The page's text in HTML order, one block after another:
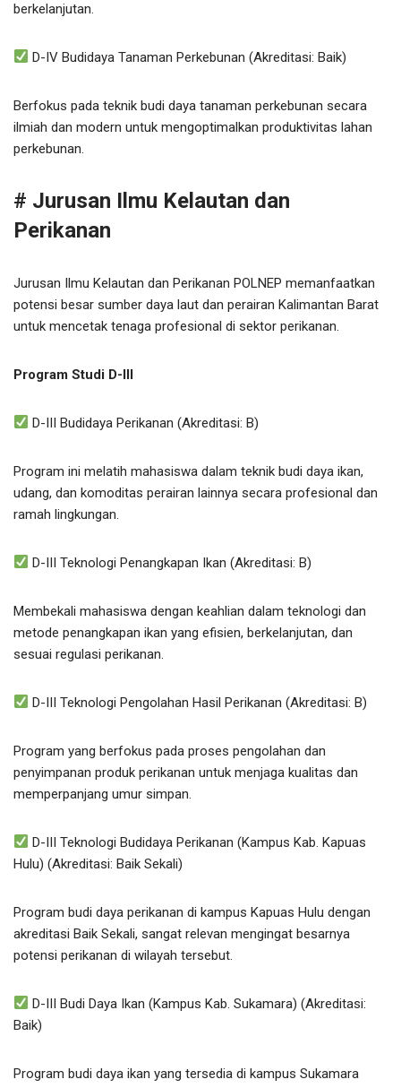
berkelanjutan.
D-IV Budidaya Tanaman Perkebunan (Akreditasi: Baik)
Berfokus pada teknik budi daya tanaman perkebunan secara
ilmiah dan modern untuk mengoptimalkan produktivitas lahan
perkebunan.
# Jurusan Ilmu Kelautan dan
Perikanan
Jurusan Ilmu Kelautan dan Perikanan POLNEP memanfaatkan
potensi besar sumber daya laut dan perairan Kalimantan Barat
untuk mencetak tenaga profesional di sektor perikanan.
Program Studi D-III
D-III Budidaya Perikanan (Akreditasi: B)
Program ini melatih mahasiswa dalam teknik budi daya ikan,
udang, dan komoditas perairan lainnya secara profesional dan
ramah lingkungan.
D-III Teknologi Penangkapan Ikan (Akreditasi: B)
Membekali mahasiswa dengan keahlian dalam teknologi dan
metode penangkapan ikan yang efisien, berkelanjutan, dan
sesuai regulasi perikanan.
D-III Teknologi Pengolahan Hasil Perikanan (Akreditasi: B)
Program yang berfokus pada proses pengolahan dan
penyimpanan produk perikanan untuk menjaga kualitas dan
memperpanjang umur simpan.
D-III Teknologi Budidaya Perikanan (Kampus Kab. Kapuas
Hulu) (Akreditasi: Baik Sekali)
Program budi daya perikanan di kampus Kapuas Hulu dengan
akreditasi Baik Sekali, sangat relevan mengingat besarnya
potensi perikanan di wilayah tersebut.
D-III Budi Daya Ikan (Kampus Kab. Sukamara) (Akreditasi:
Baik)
Program budi daya ikan yang tersedia di kampus Sukamara